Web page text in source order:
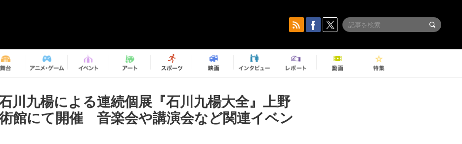
川九楊による連続個展『石川九楊大全』上野
館にて開催 音楽会や講演会など関連イベン